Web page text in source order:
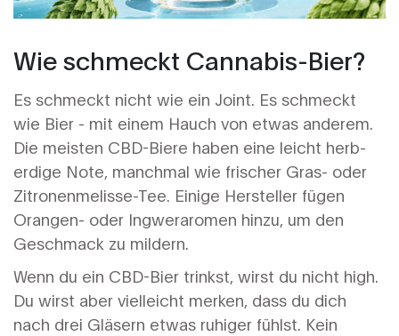
Wie schmeckt Cannabis-Bier?
Es schmeckt nicht wie ein Joint. Es schmeckt
wie Bier - mit einem Hauch von etwas anderem.
Die meisten CBD-Biere haben eine leicht herb-
erdige Note, manchmal wie frischer Gras- oder
Zitronenmelisse-Tee. Einige Hersteller fügen
Orangen- oder Ingweraromen hinzu, um den
Geschmack zu mildern.
Wenn du ein CBD-Bier trinkst, wirst du nicht high.
Du wirst aber vielleicht merken, dass du dich
nach drei Gläsern etwas ruhiger fühlst. Kein